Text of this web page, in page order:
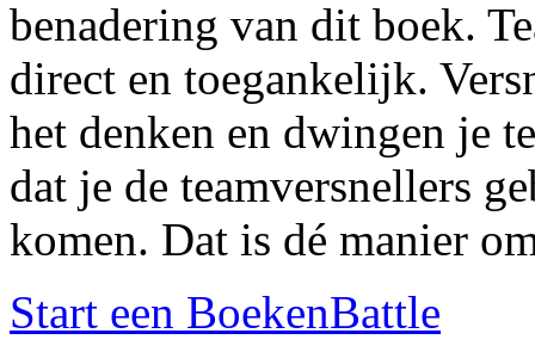
benadering van dit boek.
direct en toegankelijk.
het denken en dwingen je
dat je de teamversnellers
komen. Dat is dé manier
Start een BoekenBattle